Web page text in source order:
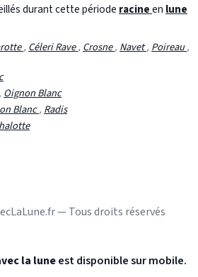
durant cette période racineen lune
, Céleri Rave, Crosne, Navet, Poireau,
, Oignon Blanc
Blanc, Radis
— Tous droits réservés
la luneest disponible sur mobile.